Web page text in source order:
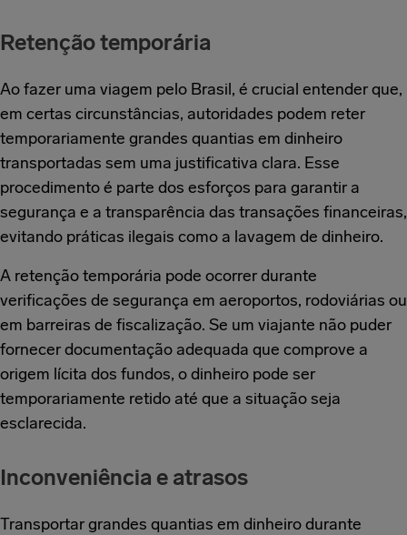
Retenção temporária
Ao fazer uma viagem pelo Brasil, é crucial entender que,
em certas circunstâncias, autoridades podem reter
temporariamente grandes quantias em dinheiro
transportadas sem uma justificativa clara. Esse
procedimento é parte dos esforços para garantir a
segurança e a transparência das transações financeiras,
evitando práticas ilegais como a lavagem de dinheiro.
A retenção temporária pode ocorrer durante
verificações de segurança em aeroportos, rodoviárias ou
em barreiras de fiscalização. Se um viajante não puder
fornecer documentação adequada que comprove a
origem lícita dos fundos, o dinheiro pode ser
temporariamente retido até que a situação seja
esclarecida.
Inconveniência e atrasos
Transportar grandes quantias em dinheiro durante